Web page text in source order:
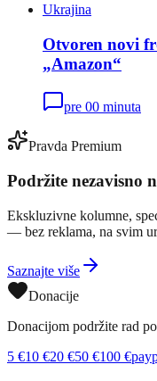
Ukrajina
Otvoren novi
„Amazon“
pre 00 minuta
Pravda Premium
Podržite nezavisno
Ekskluzivne kolumne,
— bez reklama, na svim
Saznajte više
Donacije
Donacijom podržite rad
5 €10 €20 €50 €100 €